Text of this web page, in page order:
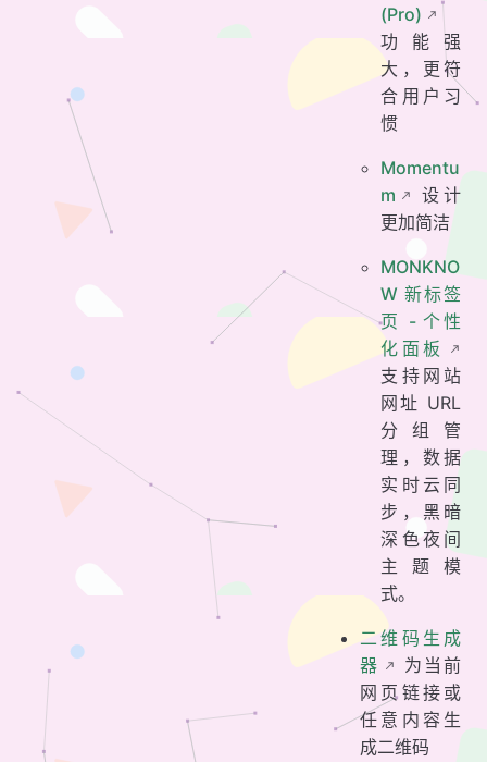
(Pro)
功能强
大，更符
合用户习
惯
Momentu
m
设计
更加简洁
MONKNO
W 新标签
页 - 个性
化面板
支持网站
网址 URL
分组管
理，数据
实时云同
步，黑暗
深色夜间
主题模
式。
二维码生成
器
为当前
网页链接或
任意内容生
成二维码